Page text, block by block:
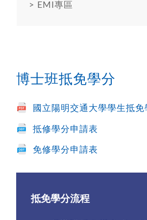
博士班抵免學分
國立陽明交通大學學生抵免
抵修學分申請表
免修學分申請表
抵免學分流程
> EMI專區